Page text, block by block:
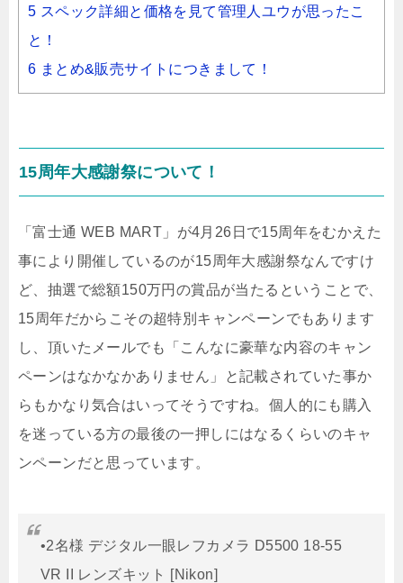
5 スペック詳細と価格を見て管理人ユウが思ったこ
と！
6 まとめ&販売サイトにつきまして！
15周年大感謝祭について！
「富士通 WEB MART」が4月26日で15周年をむかえた
事により開催しているのが15周年大感謝祭なんですけ
ど、抽選で総額150万円の賞品が当たるということで、
15周年だからこその超特別キャンペーンでもあります
し、頂いたメールでも「こんなに豪華な内容のキャン
ペーンはなかなかありません」と記載されていた事か
らもかなり気合はいってそうですね。個人的にも購入
を迷っている方の最後の一押しにはなるくらいのキャ
ンペーンだと思っています。
•2名様 デジタル一眼レフカメラ D5500 18-55
VR II レンズキット [Nikon]